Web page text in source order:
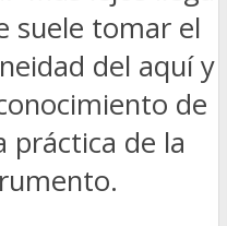
suele tomar el
del aquí y
de
práctica de la